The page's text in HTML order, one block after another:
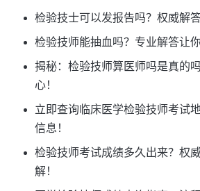
检验技士可以发报告吗？权威解答
检验技师能抽血吗？专业解答让你
揭秘：检验技师算医师吗是真的
心！
立即查询临床医学检验技师考试
信息！
检验技师考试成绩多久出来？权
解！